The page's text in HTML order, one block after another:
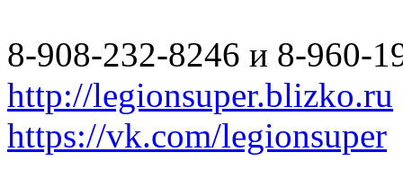
8-908-232-8246 и 8-960-
http://legionsuper.blizko.ru
https://vk.com/legionsuper